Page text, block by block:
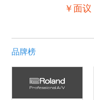
￥面议
品牌榜